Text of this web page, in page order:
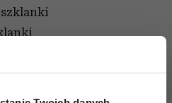
szklanki